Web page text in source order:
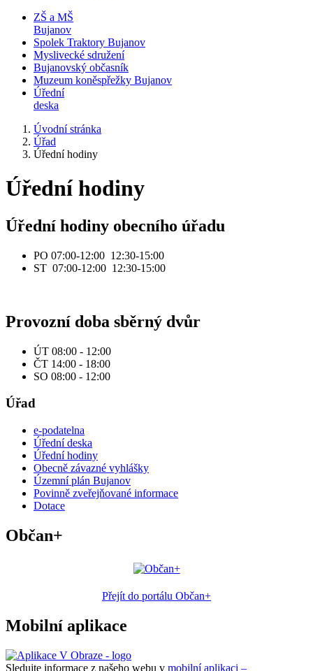
ZŠ a MŠ
Bujanov
Spolek Traktory Bujanov
Myslivecké sdružení
Bujanovský občasník
Muzeum koněspřežky Bujanov
Úřední
deska
Úvodní stránka
Úřad
Úřední hodiny
Úřední hodiny
Úřední hodiny obecního úřadu
PO 07:00-12:00 12:30-15:00
ST 07:00-12:00 12:30-15:00
Provozní doba sběrný dvůr
ÚT 08:00 - 12:00
ČT 14:00 - 18:00
SO 08:00 - 12:00
Úřad
e-podatelna
Úřední deska
Úřední hodiny
Obecně závazné vyhlášky
Územní plán Bujanov
Povinně zveřejňované informace
Dotace
Občan+
Přejít do portálu Občan+
Mobilní aplikace
Sledujte informace z našeho webu v mobilní aplikaci –